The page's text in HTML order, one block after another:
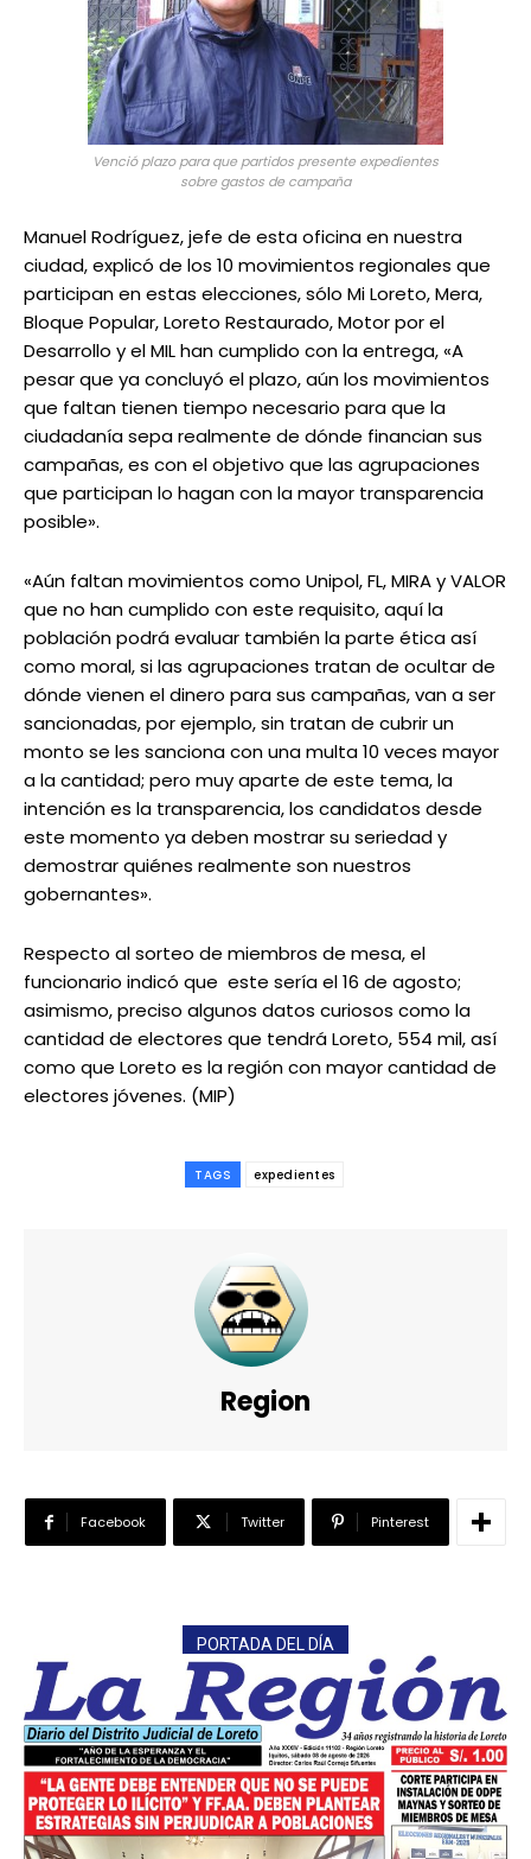
Venció plazo para que partidos presente expedientes
sobre gastos de campaña
Manuel Rodríguez, jefe de esta oficina en nuestra
ciudad, explicó de los 10 movimientos regionales que
participan en estas elecciones, sólo Mi Loreto, Mera,
Bloque Popular, Loreto Restaurado, Motor por el
Desarrollo y el MIL han cumplido con la entrega, «A
pesar que ya concluyó el plazo, aún los movimientos
que faltan tienen tiempo necesario para que la
ciudadanía sepa realmente de dónde financian sus
campañas, es con el objetivo que las agrupaciones
que participan lo hagan con la mayor transparencia
posible».
«Aún faltan movimientos como Unipol, FL, MIRA y VALOR
que no han cumplido con este requisito, aquí la
población podrá evaluar también la parte ética así
como moral, si las agrupaciones tratan de ocultar de
dónde vienen el dinero para sus campañas, van a ser
sancionadas, por ejemplo, sin tratan de cubrir un
monto se les sanciona con una multa 10 veces mayor
a la cantidad; pero muy aparte de este tema, la
intención es la transparencia, los candidatos desde
este momento ya deben mostrar su seriedad y
demostrar quiénes realmente son nuestros
gobernantes».
Respecto al sorteo de miembros de mesa, el
funcionario indicó que este sería el 16 de agosto;
asimismo, preciso algunos datos curiosos como la
cantidad de electores que tendrá Loreto, 554 mil, así
como que Loreto es la región con mayor cantidad de
electores jóvenes. (MIP)
TAGS expedientes
Region
Facebook Twitter Pinterest
PORTADA DEL DÍA